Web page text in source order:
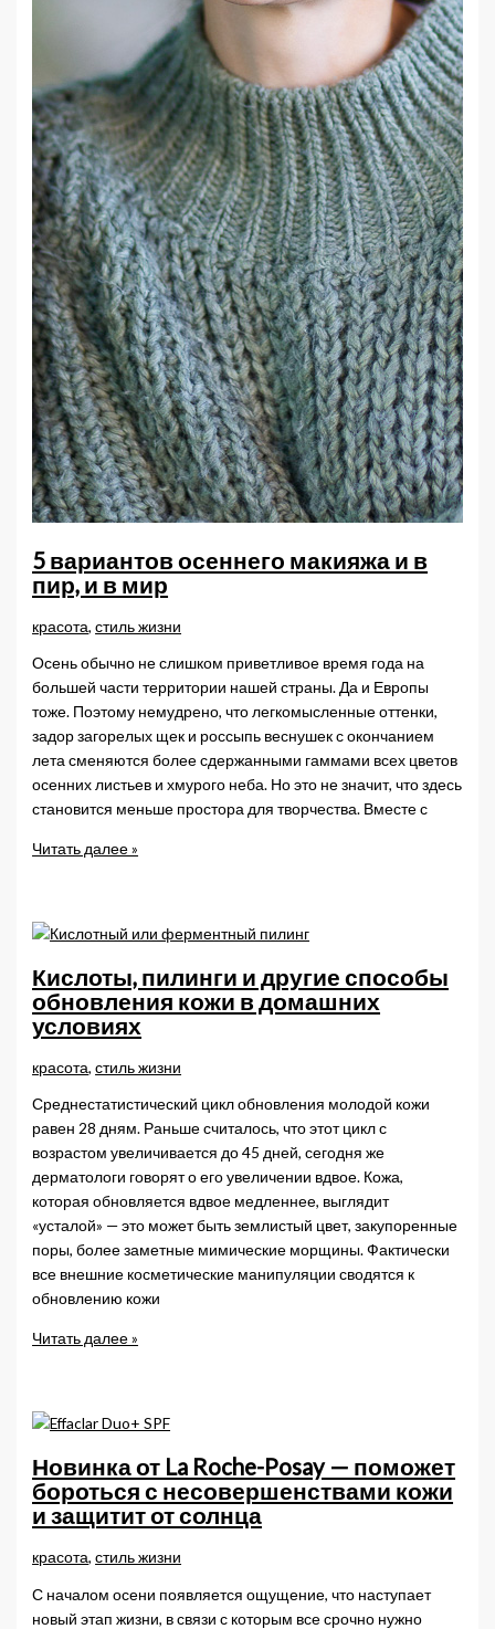
5 вариантов осеннего макияжа и в
пир, и в мир
красота,стиль жизни
Осень обычно не слишком приветливое время года на
большей части территории нашей страны. Да и Европы
тоже. Поэтому немудрено, что легкомысленные оттенки,
задор загорелых щек и россыпь веснушек с окончанием
лета сменяются более сдержанными гаммами всех цветов
осенних листьев и хмурого неба. Но это не значит, что здесь
становится меньше простора для творчества. Вместе с
5
макияжа
и
в
пир,
и
в
мир
Читать далее »
Кислоты, пилинги и другие способы
обновления кожи в домашних
условиях
красота,стиль жизни
Среднестатистический цикл обновления молодой кожи
равен 28 дням. Раньше считалось, что этот цикл с
возрастом увеличивается до 45 дней, сегодня же
дерматологи говорят о его увеличении вдвое. Кожа,
которая обновляется вдвое медленнее, выглядит
«усталой» — это может быть землистый цвет, закупоренные
поры, более заметные мимические морщины. Фактически
все внешние косметические манипуляции сводятся к
обновлению кожи
Кислоты,
другие
способы
обновления
кожи
в
домашних
условиях
Читать далее »
Новинка от La Roche-Posay — поможет
бороться с несовершенствами кожи
и защитит от солнца
красота,стиль жизни
С началом осени появляется ощущение, что наступает
новый этап жизни, в связи с которым все срочно нужно